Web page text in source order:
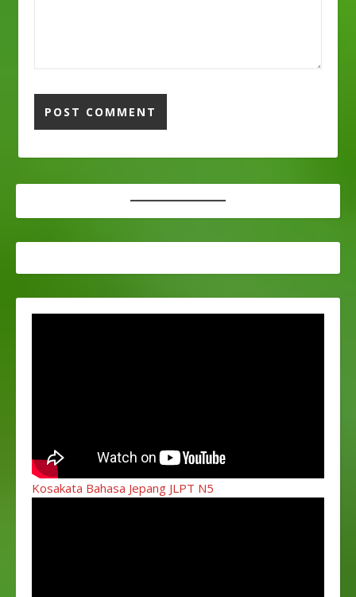
Kosakata Bahasa Jepang JLPT N5